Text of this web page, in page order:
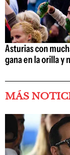
Asturias con
gana en la orilla y
MÁS